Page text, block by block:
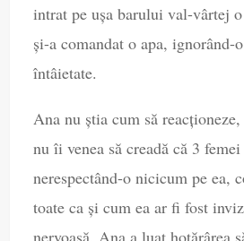
intrat pe ușa barului val-vârtej
și-a comandat o apa, ignorând-
întâietate.
Ana nu știa cum să
nu îi venea să creadă că 3
nerespectând-o nicicum pe ea,
toate ca și cum ea ar fi fost
nervoasă, Ana a luat hotărârea